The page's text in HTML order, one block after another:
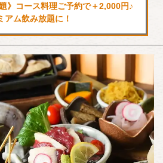
》コース料理ご予約で＋2,000円♪
アム飲み放題に！